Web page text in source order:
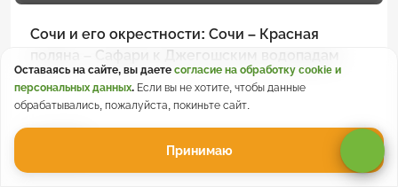
Сочи и его окрестности: Сочи – Красная
поляна – Сафари к Джегошским водопадам
5 дней
Оставаясь на сайте, вы даете согласие на обработку cookie и
персональных данных. Если вы не хотите, чтобы данные
обрабатывались, пожалуйста, покиньте сайт.
Принимаю